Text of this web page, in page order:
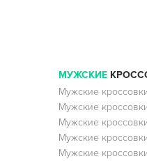
МУЖСКИЕ
Мужские
Мужские
Мужские
Мужские
Мужские